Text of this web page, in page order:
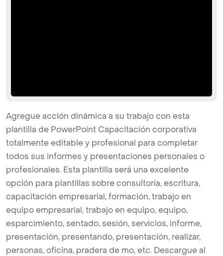
Agregue acción dinámica a su trabajo con esta
plantilla de PowerPoint Capacitación corporativa
totalmente editable y profesional para completar
todos sus informes y presentaciones personales o
profesionales. Esta plantilla será una excelente
opción para plantillas sobre consultoría, escritura,
capacitación empresarial, formación, trabajo en
equipo empresarial, trabajo en equipo, equipo,
esparcimiento, sentado, sesión, servicios, informe,
presentación, presentando, presentación, realizar,
personas, oficina, pradera de mo, etc. Descargue al